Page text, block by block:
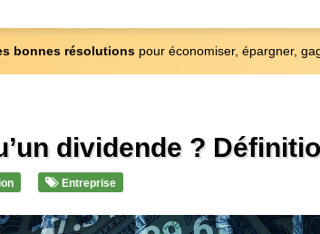
bonnes résolutionspour économiser, épargner,
dividende ?
Entreprise